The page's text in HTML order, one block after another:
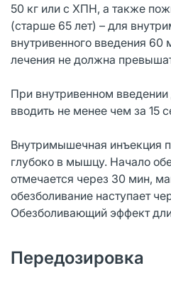
50 кг или с ХПН, а также
(старше 65 лет) – для
внутривенного введения 60
лечения не должна
При внутривенном
вводить не менее чем за 15
Внутримышечная инъекция
глубоко в мышцу. Начало
отмечается через 30 мин,
обезболивание наступает
Обезболивающий эффект
Передозировка